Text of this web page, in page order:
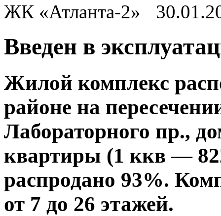
Введен в
Жилой комплекс
районе на
Лабораторного пр.,
квартиры (1 ккв —
распродано 93%.
от 7 до 26 этажей.